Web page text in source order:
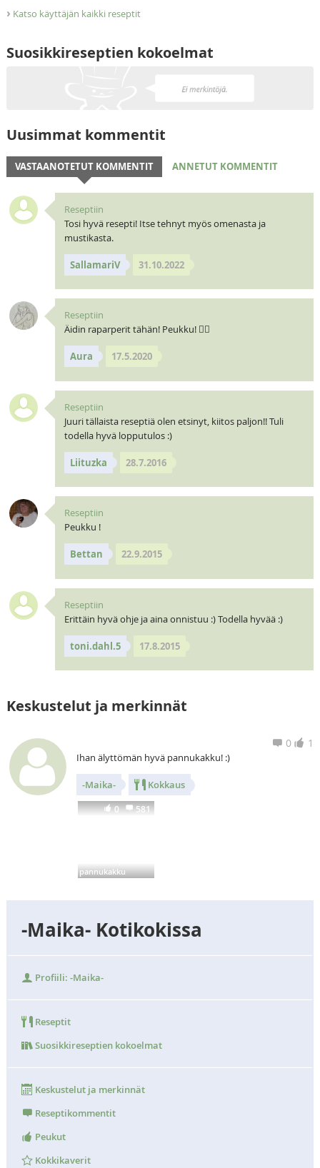
› Katso käyttäjän kaikki reseptit
Suosikkireseptien kokoelmat
Uusimmat kommentit
VASTAANOTETUT KOMMENTIT ANNETUT KOMMENTIT
Reseptiin
Tosi hyvä resepti! Itse tehnyt myös omenasta ja
mustikasta.
SallamariV 31.10.2022
Reseptiin
Äidin raparperit tähän! Peukku! 🧝‍♀️
Aura 17.5.2020
Reseptiin
Juuri tällaista reseptiä olen etsinyt, kiitos paljon!! Tuli
todella hyvä lopputulos :)
Liituzka 28.7.2016
Reseptiin
Peukku !
Bettan 22.9.2015
Reseptiin
Erittäin hyvä ohje ja aina onnistuu :) Todella hyvää :)
toni.dahl.5 17.8.2015
Keskustelut ja merkinnät
1
0
Ihan älyttömän hyvä pannukakku! :)
-Maika- Kokkaus
pannukakku
0 581
-Maika- Kotikokissa
Profiili: -Maika-
Reseptit
Suosikkireseptien kokoelmat
Keskustelut ja merkinnät
Reseptikommentit
Peukut
Kokkikaverit